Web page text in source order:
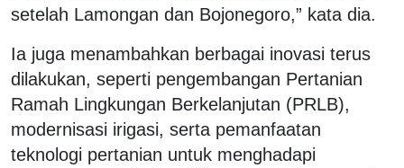
setelah Lamongan dan Bojonegoro,” kata dia.
Ia juga menambahkan berbagai inovasi terus
dilakukan, seperti pengembangan Pertanian
Ramah Lingkungan Berkelanjutan (PRLB),
modernisasi irigasi, serta pemanfaatan
teknologi pertanian untuk menghadapi